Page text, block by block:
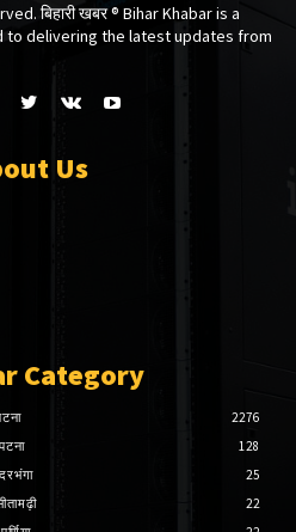
बिहारी खबर ®​ Bihar Khabar is a
to delivering the latest updates from
Us
Category
2276
पटना
128
दरभंगा
25
22